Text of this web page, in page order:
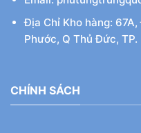
Địa Chỉ Kho hàng:
Phước, Q Thủ Đức, TP.
CHÍNH SÁCH